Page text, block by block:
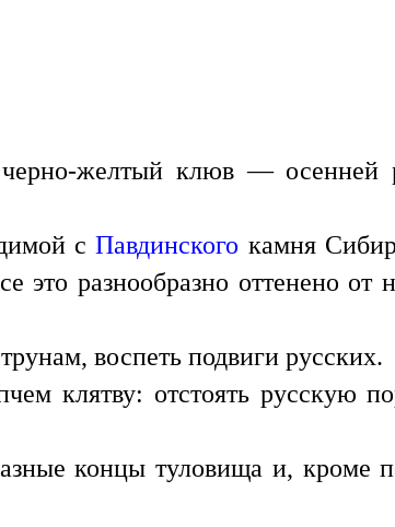
черно-желтый клюв —
сПавдинского камня
это разнообразно оттенено от
воспеть подвиги русских.
клятву: отстоять русскую
концы туловища и, кроме